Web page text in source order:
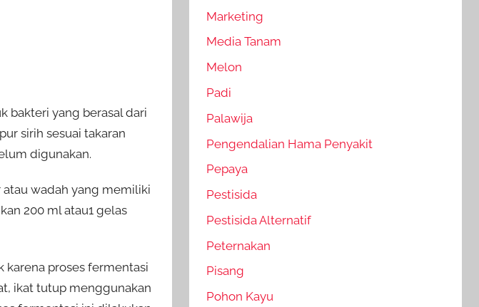
bakteri yang berasal dari
sirih sesuai takaran
digunakan.
wadah yang memiliki
200 ml atau1 gelas
karena proses fermentasi
ikat tutup menggunakan
Marketing
Media Tanam
Melon
Padi
Palawija
Pengendalian Hama Penyakit
Pepaya
Pestisida
Pestisida Alternatif
Peternakan
Pisang
Pohon Kayu